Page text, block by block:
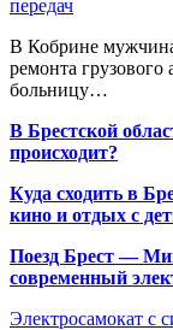
передач
В Кобрине
ремонта
больницу…
В Брестской
происходит?
Куда сходить в
кино и отдых с
Поезд Брест —
современный
Электросамокат с